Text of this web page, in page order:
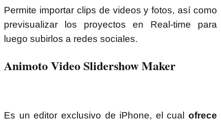
Permite importar clips de videos y fotos, así como
previsualizar los proyectos en Real-time para
luego subirlos a redes sociales.
Animoto Video Slidershow Maker
Es un editor exclusivo de iPhone, el cual ofrece